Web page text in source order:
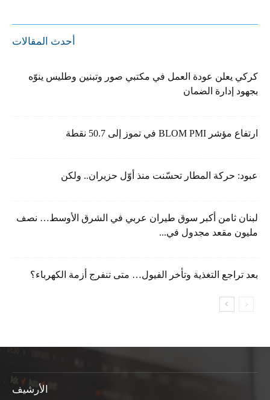
أحدث المقالات
كركي يعلن عودة العمل في مكتبي صور وتبنين وطليس ينوّه
بجهود إدارة الضمان
ارتفاع مؤشر BLOM PMI في تموز إلى 50.7 نقطة
عبود: حركة المطار تحسّنت منذ أوّل حزيران.. ولكن
لبنان ثامن أكبر سوق طيران عربي في الشرق الأوسط… نصف
مليون مقعد مجدول في...
بعد تراجع التغذية وتأخر الفيول… متى تنفرج أزمة الكهرباء؟
الأرشيف